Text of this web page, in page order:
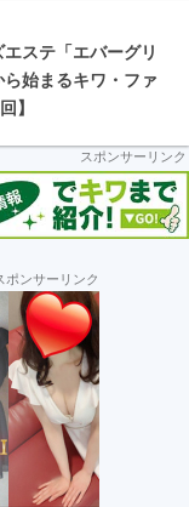
エステ「エバーグリ
始まるキワ・ファ
】
スポンサーリンク
ポンサーリンク